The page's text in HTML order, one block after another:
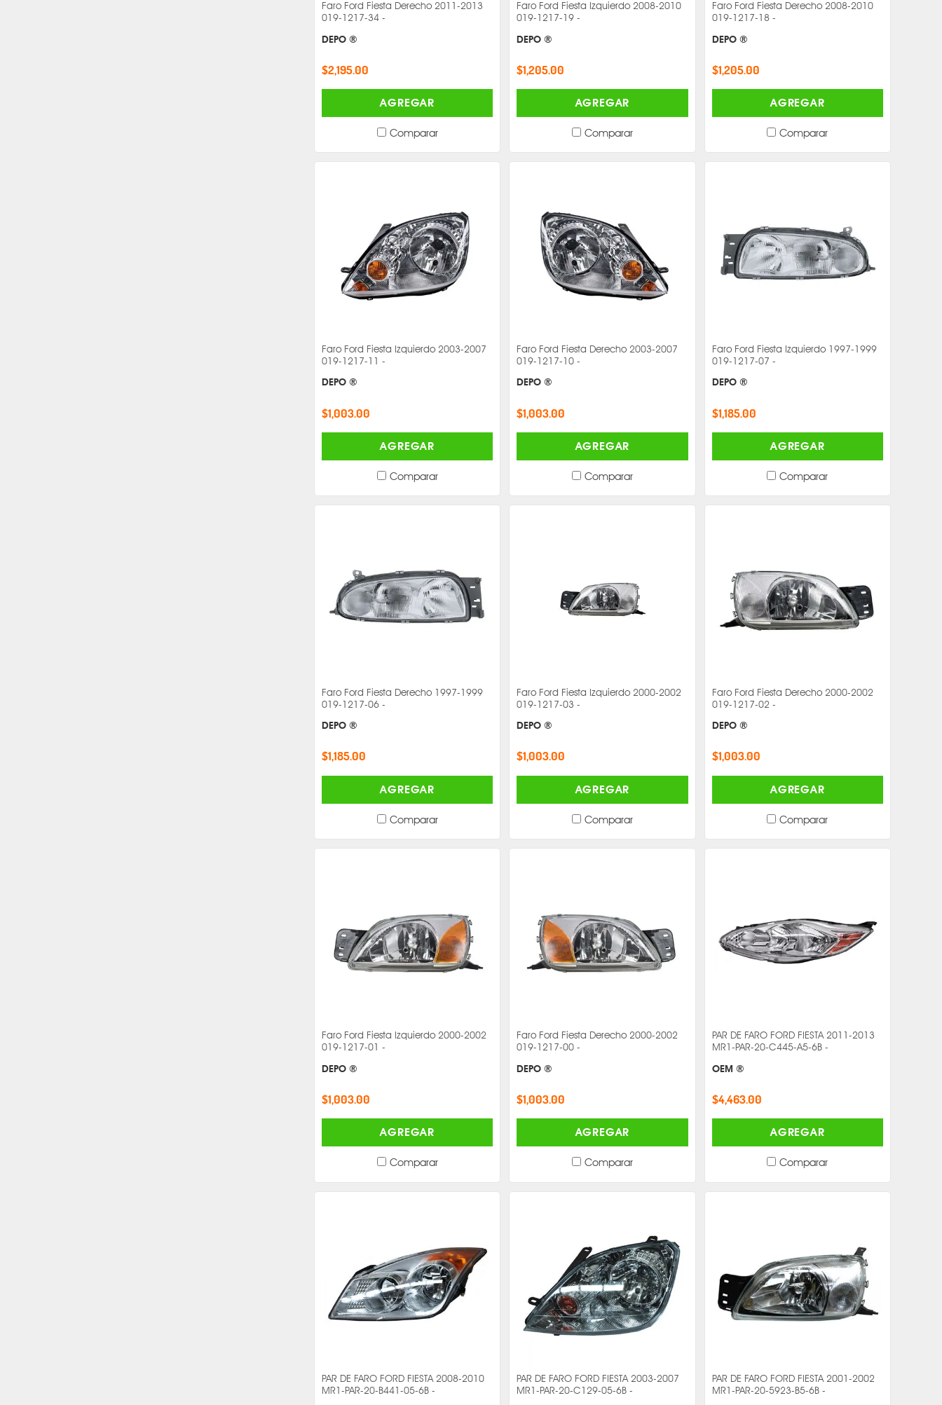
Faro Ford Fiesta Derecho 2011-2013
019-1217-34 -
DEPO ®
$2,195.00
AGREGAR
Comparar
Faro Ford Fiesta Izquierdo 2008-2010
019-1217-19 -
DEPO ®
$1,205.00
AGREGAR
Comparar
Faro Ford Fiesta Derecho 2008-2010
019-1217-18 -
DEPO ®
$1,205.00
AGREGAR
Comparar
Faro Ford Fiesta Izquierdo 2003-2007
019-1217-11 -
DEPO ®
$1,003.00
AGREGAR
Comparar
Faro Ford Fiesta Derecho 2003-2007
019-1217-10 -
DEPO ®
$1,003.00
AGREGAR
Comparar
Faro Ford Fiesta Izquierdo 1997-1999
019-1217-07 -
DEPO ®
$1,185.00
AGREGAR
Comparar
Faro Ford Fiesta Derecho 1997-1999
019-1217-06 -
DEPO ®
$1,185.00
AGREGAR
Comparar
Faro Ford Fiesta Izquierdo 2000-2002
019-1217-03 -
DEPO ®
$1,003.00
AGREGAR
Comparar
Faro Ford Fiesta Derecho 2000-2002
019-1217-02 -
DEPO ®
$1,003.00
AGREGAR
Comparar
Faro Ford Fiesta Izquierdo 2000-2002
019-1217-01 -
DEPO ®
$1,003.00
AGREGAR
Comparar
Faro Ford Fiesta Derecho 2000-2002
019-1217-00 -
DEPO ®
$1,003.00
AGREGAR
Comparar
PAR DE FARO FORD FIESTA 2011-2013
MR1-PAR-20-C445-A5-6B -
OEM ®
$4,463.00
AGREGAR
Comparar
PAR DE FARO FORD FIESTA 2008-2010
MR1-PAR-20-B441-05-6B -
PAR DE FARO FORD FIESTA 2003-2007
MR1-PAR-20-C129-05-6B -
PAR DE FARO FORD FIESTA 2001-2002
MR1-PAR-20-5923-B5-6B -